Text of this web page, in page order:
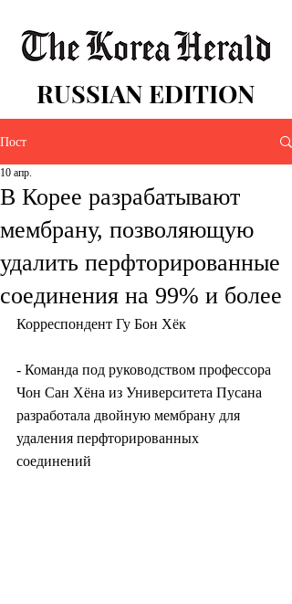
RUSSIAN EDITION
Пост
В Корее разрабатывают
мембрану, позволяющую
удалить перфторированные
соединения на 99% и более
10 апр.
Корреспондент Гу Бон Хёк
- Команда под руководством профессора
Чон Сан Хёна из Университета Пусана
разработала двойную мембрану для
удаления перфторированных
соединений